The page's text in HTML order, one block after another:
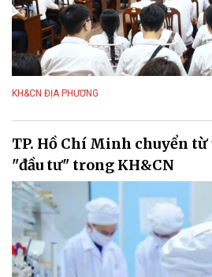
KH&CN ĐỊA PHƯƠNG
TP. Hồ Chí Minh chuyển từ
"đầu tư" trong KH&CN